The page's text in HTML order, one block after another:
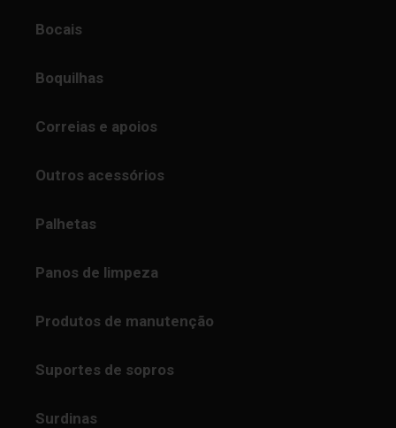
Bocais
Boquilhas
Correias e apoios
Outros acessórios
Palhetas
Panos de limpeza
Produtos de manutenção
Suportes de sopros
Surdinas